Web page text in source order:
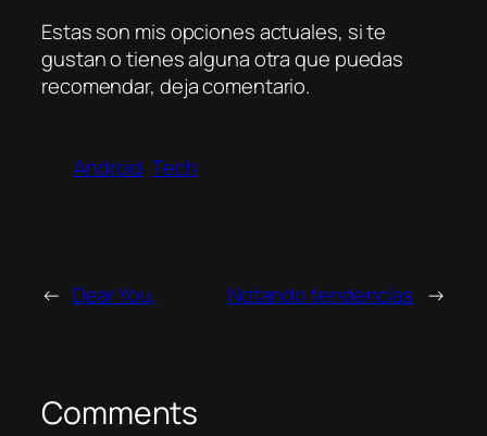
Estas son mis opciones actuales, si te
gustan o tienes alguna otra que puedas
recomendar, deja comentario.
Android Tech
← Dear You, Notando tendencias →
Comments